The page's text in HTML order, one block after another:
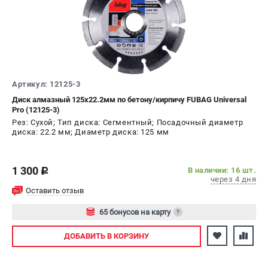
Артикул: 12125-3
Диск алмазный 125х22.2мм по бетону/кирпичу FUBAG Universal
Pro (12125-3)
Рез: Сухой; Тип диска: Сегментный; Посадочный диаметр
диска: 22.2 мм; Диаметр диска: 125 мм
1 300 c
В наличии: 16 шт.
через 4 дня
Оставить отзыв
65 бонусов на карту ?
Авторизуйтесь
ДОБАВИТЬ В КОРЗИНУ